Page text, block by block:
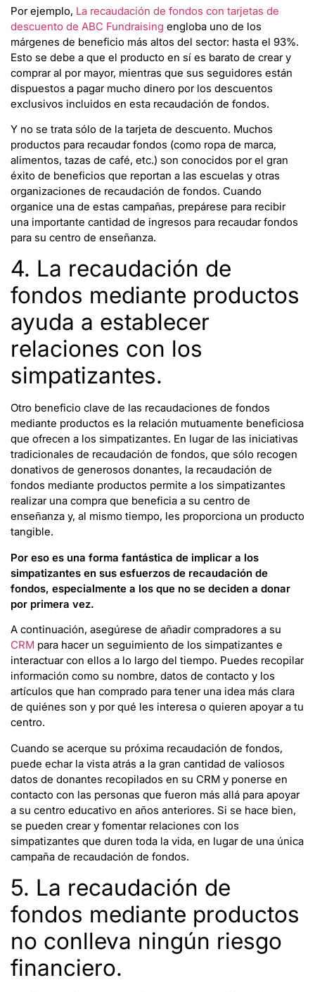
Por ejemplo, La recaudación de fondos con tarjetas de
descuento de ABC Fundraising engloba uno de los
márgenes de beneficio más altos del sector: hasta el 93%.
Esto se debe a que el producto en sí es barato de crear y
comprar al por mayor, mientras que sus seguidores están
dispuestos a pagar mucho dinero por los descuentos
exclusivos incluidos en esta recaudación de fondos.
Y no se trata sólo de la tarjeta de descuento. Muchos
productos para recaudar fondos (como ropa de marca,
alimentos, tazas de café, etc.) son conocidos por el gran
éxito de beneficios que reportan a las escuelas y otras
organizaciones de recaudación de fondos. Cuando
organice una de estas campañas, prepárese para recibir
una importante cantidad de ingresos para recaudar fondos
para su centro de enseñanza.
4. La recaudación de
fondos mediante productos
ayuda a establecer
relaciones con los
simpatizantes.
Otro beneficio clave de las recaudaciones de fondos
mediante productos es la relación mutuamente beneficiosa
que ofrecen a los simpatizantes. En lugar de las iniciativas
tradicionales de recaudación de fondos, que sólo recogen
donativos de generosos donantes, la recaudación de
fondos mediante productos permite a los simpatizantes
realizar una compra que beneficia a su centro de
enseñanza y, al mismo tiempo, les proporciona un producto
tangible.
Por eso es una forma fantástica de implicar a los
simpatizantes en sus esfuerzos de recaudación de
fondos, especialmente a los que no se deciden a donar
por primera vez.
A continuación, asegúrese de añadir compradores a su
CRM para hacer un seguimiento de los simpatizantes e
interactuar con ellos a lo largo del tiempo. Puedes recopilar
información como su nombre, datos de contacto y los
artículos que han comprado para tener una idea más clara
de quiénes son y por qué les interesa o quieren apoyar a tu
centro.
Cuando se acerque su próxima recaudación de fondos,
puede echar la vista atrás a la gran cantidad de valiosos
datos de donantes recopilados en su CRM y ponerse en
contacto con las personas que fueron más allá para apoyar
a su centro educativo en años anteriores. Si se hace bien,
se pueden crear y fomentar relaciones con los
simpatizantes que duren toda la vida, en lugar de una única
campaña de recaudación de fondos.
5. La recaudación de
fondos mediante productos
no conlleva ningún riesgo
financiero.